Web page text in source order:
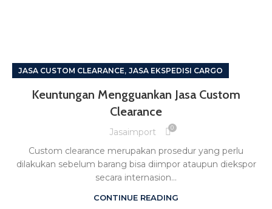
JASA CUSTOM CLEARANCE, JASA EKSPEDISI CARGO
Keuntungan Mengguankan Jasa Custom
Clearance
Jasaimport 0
Custom clearance merupakan prosedur yang perlu
dilakukan sebelum barang bisa diimpor ataupun diekspor
secara internasion...
CONTINUE READING